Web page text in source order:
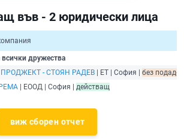
във - 2 юридически лица
дружества
- СТОЯН РАДЕВ | ЕТ | София | без
| ЕООД | София | действащ
виж сборен отчет